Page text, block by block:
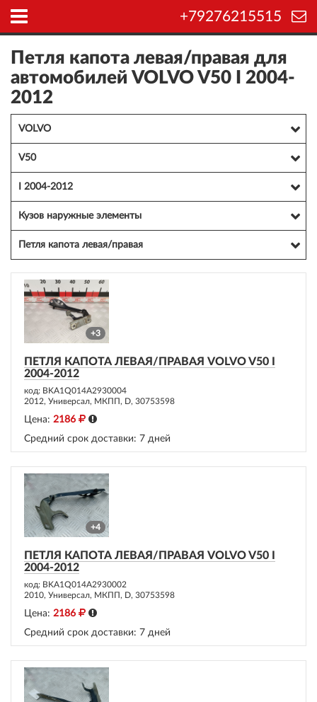
+79276215515
Петля капота левая/правая для
автомобилей VOLVO V50 I 2004-
2012
VOLVO
V50
I 2004-2012
Кузов наружные элементы
Петля капота левая/правая
+3
ПЕТЛЯ КАПОТА ЛЕВАЯ/ПРАВАЯ VOLVO V50 I
2004-2012
код: BKA1Q014A2930004
2012, Универсал, МКПП, D, 30753598
Цена: 2186
Средний срок доставки: 7 дней
+4
ПЕТЛЯ КАПОТА ЛЕВАЯ/ПРАВАЯ VOLVO V50 I
2004-2012
код: BKA1Q014A2930002
2010, Универсал, МКПП, D, 30753598
Цена: 2186
Средний срок доставки: 7 дней